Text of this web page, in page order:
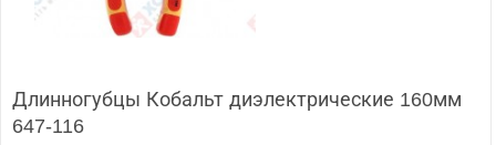
Длинногубцы Кобальт диэлектрические 160мм
647-116